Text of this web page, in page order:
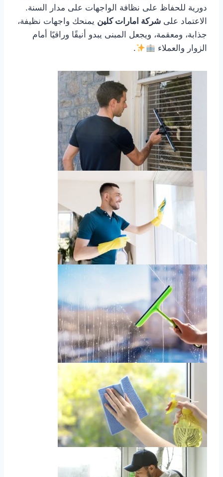
دورية للحفاظ على نظافة الواجهات على مدار السنة.
الاعتماد على شركة امارات كلين يمنحك واجهات نظيفة،
جذابة، ومعقمة، ويجعل المبنى يبدو أنيقًا وراقيًا أمام
الزوار والعملاء
.